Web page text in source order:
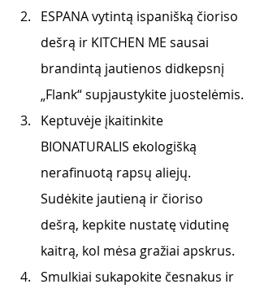
ESPANA vytintą ispanišką čioriso
dešrą ir KITCHEN ME sausai
brandintą jautienos didkepsnį
„Flank“ supjaustykite juostelėmis.
Keptuvėje įkaitinkite
BIONATURALIS ekologišką
nerafinuotą rapsų aliejų.
Sudėkite jautieną ir čioriso
dešrą, kepkite nustatę vidutinę
kaitrą, kol mėsa gražiai apskrus.
Smulkiai sukapokite česnakus ir